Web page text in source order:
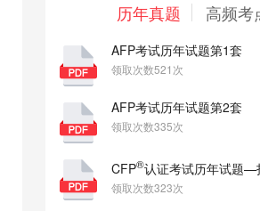
历年真题 高频考
AFP考试历年试题第1套
领取次数521次
AFP考试历年试题第2套
领取次数335次
CFP®认证考试历年试题—
领取次数323次